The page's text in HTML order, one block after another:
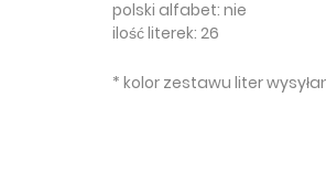
polski alfabet: nie
ilość literek: 26
* kolor zestawu liter